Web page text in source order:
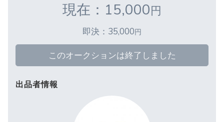
現在：15,000円
即決：35,000円
このオークションは終了しました
出品者情報